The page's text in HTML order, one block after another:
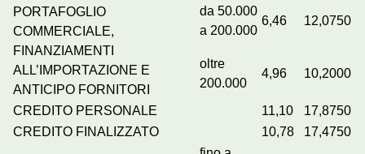
PORTAFOGLIO
COMMERCIALE,
FINANZIAMENTI
ALL’IMPORTAZIONE E
ANTICIPO FORNITORI
da 50.000
a 200.000
6,46 12,0750
oltre
200.000
4,96 10,2000
CREDITO PERSONALE 11,10
17,8750
CREDITO FINALIZZATO
10,78 17,4750